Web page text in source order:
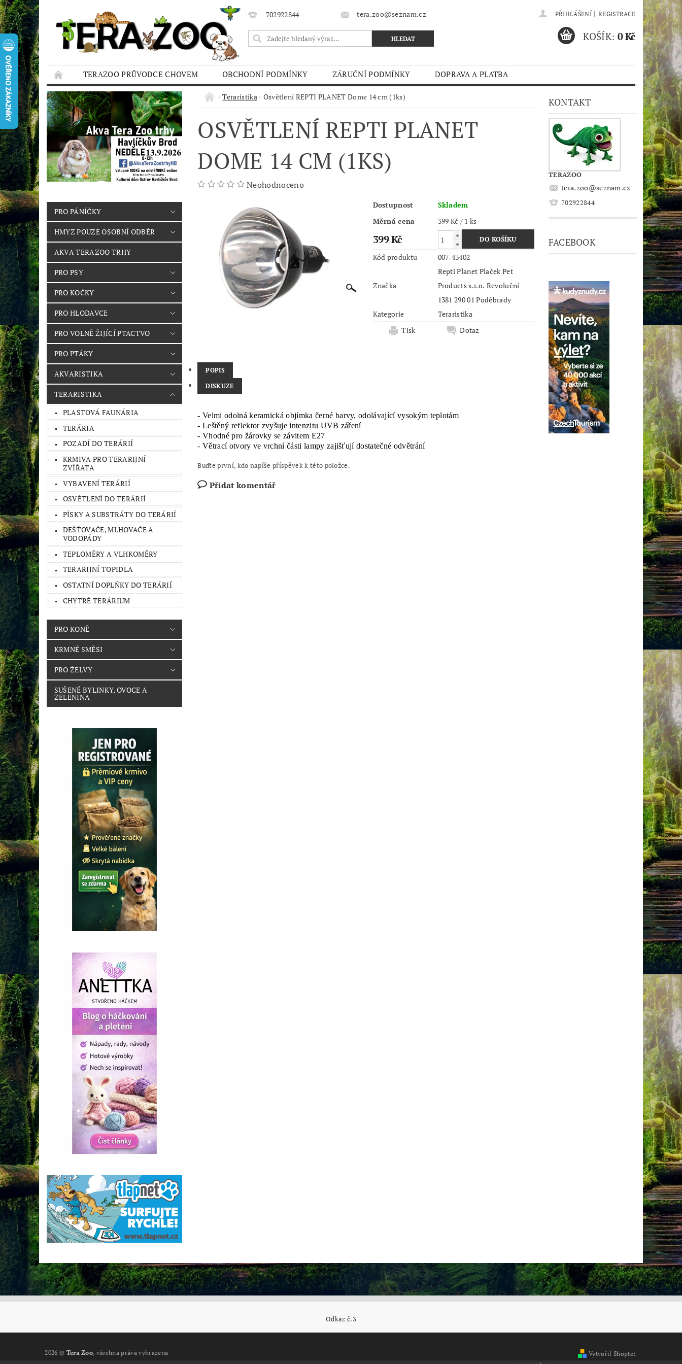
702922844 tera.zoo@seznam.cz PŘIHLÁŠENÍ | REGISTRACE
KOŠÍK: 0 Kč
TERAZOO PRŮVODCE CHOVEM OBCHODNÍ PODMÍNKY ZÁRUČNÍ PODMÍNKY
DOPRAVA A PLATBA
HODNOCENÍ OBCHODU
AQUA TERAZOO TRHY
PRO PÁNÍČKY
HMYZ POUZE OSOBNÍ ODBĚR
AKVA TERAZOO TRHY
PRO PSY
PRO KOČKY
PRO HLODAVCE
PRO VOLNĚ ŽIJÍCÍ PTACTVO
PRO PTÁKY
AKVARISTIKA
TERARISTIKA
PLASTOVÁ FAUNÁRIA
TERÁRIA
POZADÍ DO TERÁRIÍ
KRMIVA PRO TERARIJNÍ
ZVÍŘATA
VYBAVENÍ TERÁRIÍ
OSVĚTLENÍ DO TERÁRIÍ
PÍSKY A SUBSTRÁTY DO TERÁRIÍ
DEŠŤOVAČE, MLHOVAČE A
VODOPÁDY
TEPLOMĚRY A VLHKOMĚRY
TERARIJNÍ TOPIDLA
OSTATNÍ DOPLŇKY DO TERÁRIÍ
CHYTRÉ TERÁRIUM
PRO KONĚ
KRMNÉ SMĚSI
PRO ŽELVY
SUŠENÉ BYLINKY, OVOCE A
ZELENINA
Teraristika Osvětlení REPTI PLANET Dome 14 cm (1ks)
OSVĚTLENÍ REPTI PLANET
DOME 14 CM (1KS)
Neohodnoceno
Dostupnost
Skladem
Měrná cena
399 Kč / 1 ks
399 Kč
Kód produktu 007-43402
Značka
Repti Planet Plaček Pet
Products s.r.o. Revoluční
1381 290 01 Poděbrady
Kategorie
Teraristika
Tisk
Dotaz
POPIS
DISKUZE
- Velmi odolná keramická objímka černé barvy, odolávající vysokým teplotám
- Leštěný reflektor zvyšuje intenzitu UVB záření
- Vhodné pro žárovky se závitem E27
- Větrací otvory ve vrchní části lampy zajišťují dostatečné odvětrání
Buďte první, kdo napíše příspěvek k této položce.
Přidat komentář
KONTAKT
TERAZOO
tera.zoo@seznam.cz
702922844
FACEBOOK
Odkaz č.3
2026 © Tera Zoo, všechna práva vyhrazena Vytvořil Shoptet